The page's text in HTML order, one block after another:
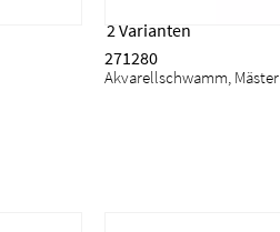
Akvarellschwamm, Mäster
271280
2 Varianten